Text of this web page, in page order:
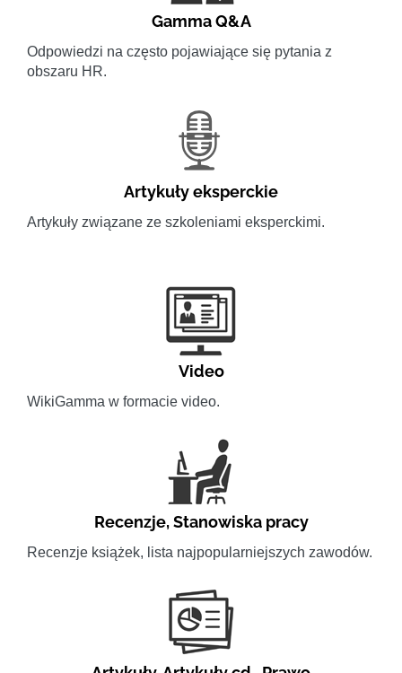
Gamma Q&A
Odpowiedzi na często pojawiające się pytania z
obszaru HR.
Artykuły eksperckie
Artykuły związane ze szkoleniami eksperckimi.
Video
WikiGamma w formacie video.
Recenzje,Stanowiska pracy
Recenzje książek, lista najpopularniejszych zawodów.